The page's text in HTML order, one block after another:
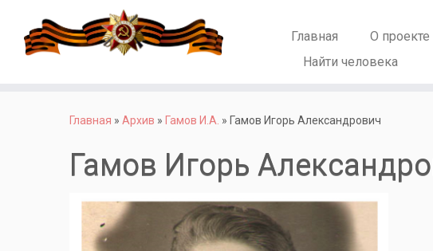
Главная О проекте
Найти человека
Главная » Архив » Гамов И.А. » Гамов Игорь Александрович
Гамов Игорь